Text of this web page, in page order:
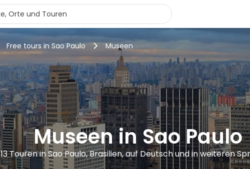
Free tours in Sao Paulo Museen
Museen in Sao Paulo
13 Touren in Sao Paulo, Brasilien, auf Deutsch und in weiteren